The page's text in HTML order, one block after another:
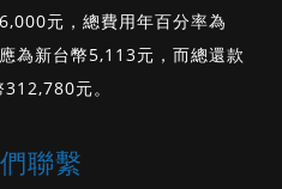
元，總費用年百分率為
為新台幣5,113元，而總還款
元。
聯繫